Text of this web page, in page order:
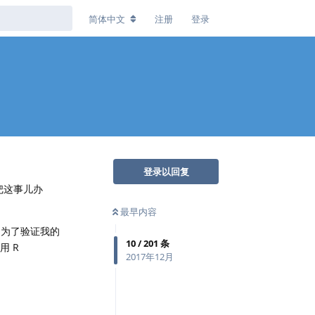
简体中文 注册 登录
登录以回复
最早内容
10/201 条
2017年12月
这事儿办
了验证我的
R